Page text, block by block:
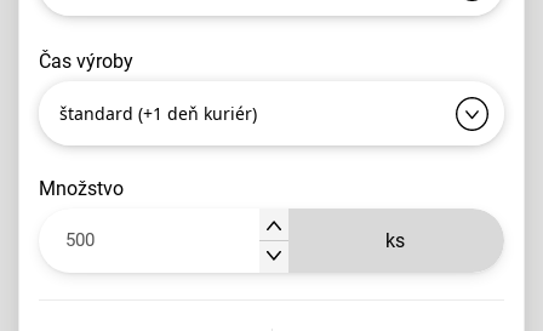
čas výroby
štandard (+1 deň kuriér)
množstvo
ks